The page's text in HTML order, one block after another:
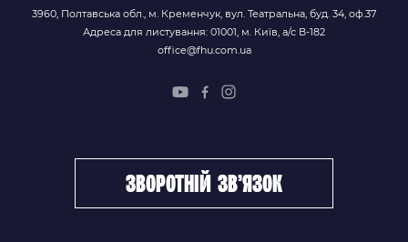
3960, Полтавська обл., м. Кременчук, вул. Театральна, буд. 34, оф.37
Адреса для листування: 01001, м. Київ, а/с В-182
office@fhu.com.ua
зворотній зв’язок